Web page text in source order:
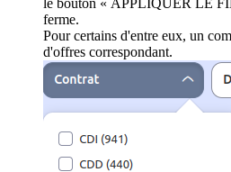
ferme.
Pour certains d'entre eux, un
d'offres correspondant.